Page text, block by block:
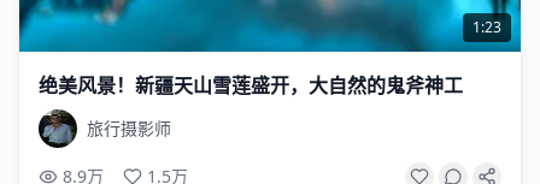
1:23
绝美风景！新疆天山雪莲盛开，大自然的鬼斧神工
旅行摄影师
8.9万 1.5万